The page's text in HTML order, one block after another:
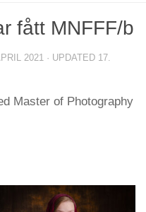
fått MNFFF/b
2021 · UPDATED 17.
Master of Photography